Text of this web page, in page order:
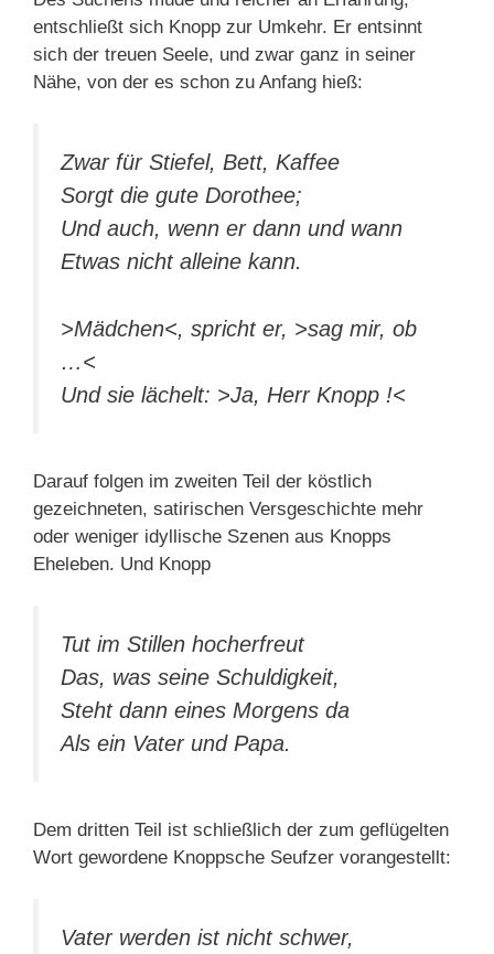
entschließt sich Knopp zur Umkehr. Er entsinnt
sich der treuen Seele, und zwar ganz in seiner
Nähe, von der es schon zu Anfang hieß:
Zwar für Stiefel, Bett, Kaffee
Sorgt die gute Dorothee;
Und auch, wenn er dann und wann
Etwas nicht alleine kann.
>Mädchen<, spricht er, >sag mir, ob
…<
Und sie lächelt: >Ja, Herr Knopp !<
Darauf folgen im zweiten Teil der köstlich
gezeichneten, satirischen Versgeschichte mehr
oder weniger idyllische Szenen aus Knopps
Eheleben. Und Knopp
Tut im Stillen hocherfreut
Das, was seine Schuldigkeit,
Steht dann eines Morgens da
Als ein Vater und Papa.
Dem dritten Teil ist schließlich der zum geflügelten
Wort gewordene Knoppsche Seufzer vorangestellt:
Vater werden ist nicht schwer,